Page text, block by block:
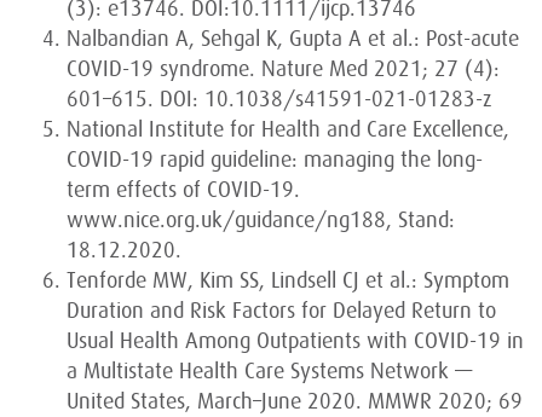
(3): e13746. DOI:10.1111/ijcp.13746
Nalbandian A, Sehgal K, Gupta A et al.: Post-acute
COVID-19 syndrome. Nature Med 2021; 27 (4):
601–615. DOI: 10.1038/s41591-021-01283-z
National Institute for Health and Care Excellence,
COVID-19 rapid guideline: managing the long-
term effects of COVID-19.
www.nice.org.uk/guidance/ng188, Stand:
18.12.2020.
Tenforde MW, Kim SS, Lindsell CJ et al.: Symptom
Duration and Risk Factors for Delayed Return to
Usual Health Among Outpatients with COVID-19 in
a Multistate Health Care Systems Network —
United States, March–June 2020. MMWR 2020; 69